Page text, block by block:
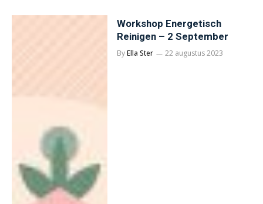
Workshop Energetisch
Reinigen – 2 September
ByElla Ster 22 augustus 2023